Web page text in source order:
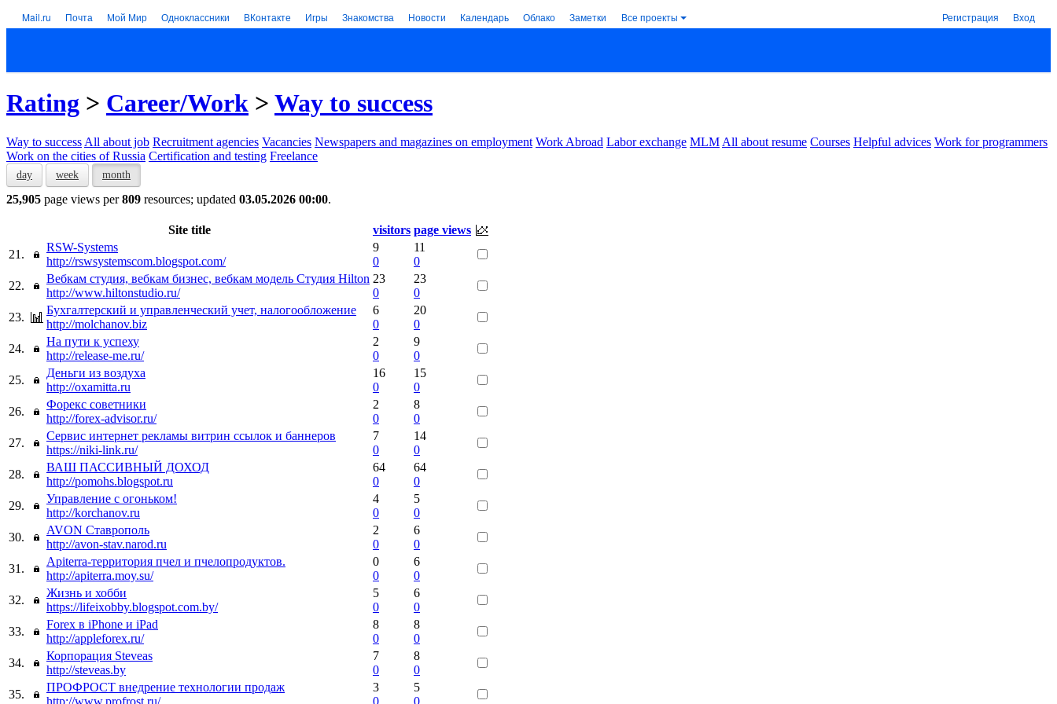
Mail.ru Почта Мой Мир Одноклассники ВКонтакте Игры Знакомства Новости Календарь Облако Заметки Все проекты Регистрация Вход
Rating > Career/Work > Way to success
Way to success All about job Recruitment agencies Vacancies Newspapers and magazines on employment Work Abroad Labor exchange MLM All about resume Courses Helpful advices Work for programmers
Work on the cities of Russia Certification and testing Freelance
day week month
25,905 page views per809 resources; updated 03.05.2026 00:00.
Site title visitors page views
21.
RSW-Systems
http://rswsystemscom.blogspot.com/
9
0
11
0
22.
Вебкам студия, вебкам бизнес, вебкам модель Студия Hilton
http://www.hiltonstudio.ru/
23
0
23
0
23.
Бухгалтерский и управленческий учет, налогообложение
http://molchanov.biz
6
0
20
0
24.
На пути к успеху
http://release-me.ru/
2
0
9
0
25.
Деньги из воздуха
http://oxamitta.ru
16
0
15
0
26.
Форекс советники
http://forex-advisor.ru/
2
0
8
0
27.
Сервис интернет рекламы витрин ссылок и баннеров
https://niki-link.ru/
7
0
14
0
28.
ВАШ ПАССИВНЫЙ ДОХОД
http://pomohs.blogspot.ru
64
0
64
0
29.
Управление с огоньком!
http://korchanov.ru
4
0
5
0
30.
AVON Ставрополь
http://avon-stav.narod.ru
2
0
6
0
31.
Apiterra-территория пчел и пчелопродуктов.
http://apiterra.moy.su/
0
0
6
0
32.
Жизнь и хобби
https://lifeixobby.blogspot.com.by/
5
0
6
0
33.
Forex в iPhone и iPad
http://appleforex.ru/
8
0
8
0
34.
Корпорация Steveas
http://steveas.by
7
0
8
0
35.
ПРОФРОСТ внедрение технологии продаж
http://www.profrost.ru/
3
0
5
0